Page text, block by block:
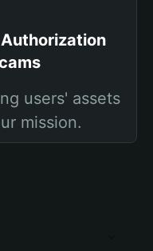
users' assets
mission.